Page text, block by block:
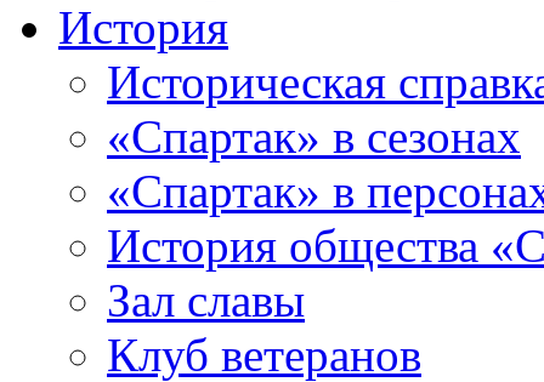
История
Историческая
«Спартак» в сезонах
«Спартак» в
История общества
Зал славы
Клуб ветеранов